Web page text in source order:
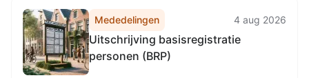
Mededelingen 4 aug 2026
Uitschrijving basisregistratie
personen (BRP)